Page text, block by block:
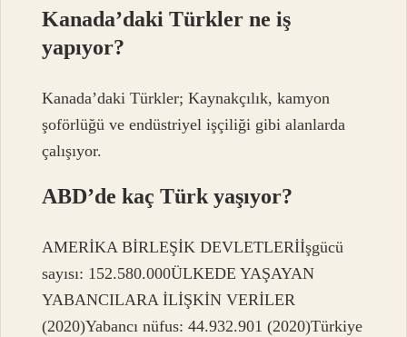
Kanada’daki Türkler ne iş
yapıyor?
Kanada’daki Türkler; Kaynakçılık, kamyon
şoförlüğü ve endüstriyel işçiliği gibi alanlarda
çalışıyor.
ABD’de kaç Türk yaşıyor?
AMERİKA BİRLEŞİK DEVLETLERİİşgücü
sayısı: 152.580.000ÜLKEDE YAŞAYAN
YABANCILARA İLİŞKİN VERİLER
(2020)Yabancı nüfus: 44.932.901 (2020)Türkiye